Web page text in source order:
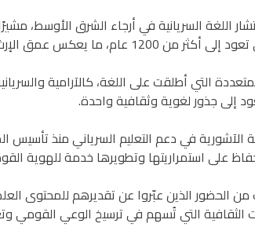
اللغة السريانية في أرجاء الشرق الأوسط،
الإرث الثقافي واللغوي لشعبنا.
التي أطلقت على اللغة، كالآرامية
إلى جذور لغوية وثقافية واحدة.
على استمراريتها وتطويرها خدمة للهوية
الحضور الذين عبّروا عن تقديرهم للمحتوى
التي تُسهم في ترسيخ الوعي القومي